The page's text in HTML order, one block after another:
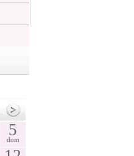
5
dom